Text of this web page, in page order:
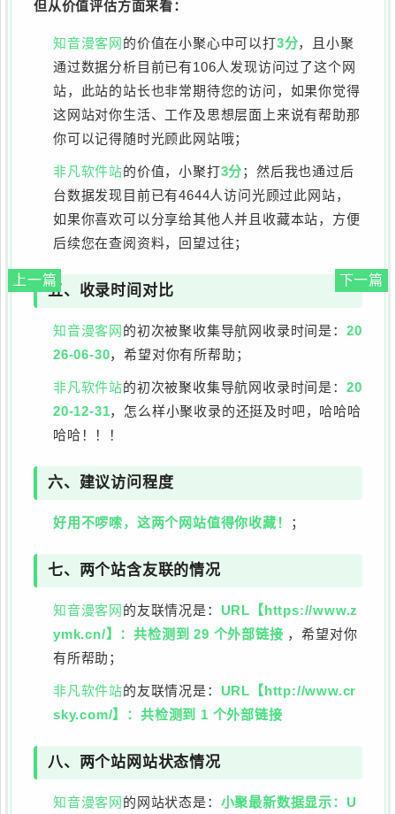
上一篇 下一篇
但从价值评估方面来看：
知音漫客网 的价值在小聚心中可以打3分，且小聚
通过数据分析目前已有106人发现访问过了这个网
站，此站的站长也非常期待您的访问，如果你觉得
这网站对你生活、工作及思想层面上来说有帮助那
你可以记得随时光顾此网站哦；
非凡软件站的价值，小聚打3分；然后我也通过后
台数据发现目前已有4644人访问光顾过此网站，
如果你喜欢可以分享给其他人并且收藏本站，方便
后续您在查阅资料，回望过往；
五、收录时间对比
知音漫客网 的初次被聚收集导航网收录时间是： 20
26-06-30，希望对你有所帮助；
非凡软件站的初次被聚收集导航网收录时间是： 20
20-12-31，怎么样小聚收录的还挺及时吧，哈哈哈
哈哈！！！
六、建议访问程度
好用不啰嗦，这两个网站值得你收藏！ ；
七、两个站含友联的情况
知音漫客网 的友联情况是： URL【https://www.z
ymk.cn/】：共检测到 29 个外部链接 ，希望对你
有所帮助；
非凡软件站的友联情况是： URL【http://www.cr
sky.com/】：共检测到 1 个外部链接
八、两个站网站状态情况
知音漫客网 的网站状态是： 小聚最新数据显示：U